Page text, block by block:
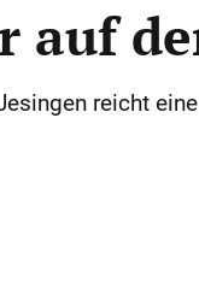
auf
reicht